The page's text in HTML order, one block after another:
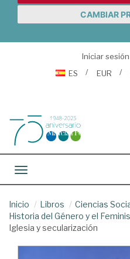
CAMBIAR
Iniciar sesión
ES
EUR
Toggle navigation
Inicio Libros Ciencias
Historia del Género y el
Iglesia y secularización